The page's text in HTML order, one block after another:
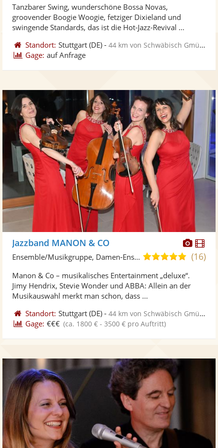
Tanzbarer Swing, wunderschöne Bossa Novas,
groovender Boogie Woogie, fetziger Dixieland und
swingende Standards, das ist die Hot-Jazz-Revival ...
Standort: Stuttgart (DE) -44 km von Schwäbisch Gmünd
Gage: auf Anfrage
Jazzband MANON & CO
5,0
5
(16)
Ensemble/Musikgruppe, Damen-Ensemble
Manon & Co – musikalisches Entertainment „deluxe“.
Jimy Hendrix, Stevie Wonder und ABBA: Allein an der
Musikauswahl merkt man schon, dass ...
Standort: Stuttgart (DE) -44 km von Schwäbisch Gmünd
Gage: €€€ (ca. 1800 € - 3500 € pro Auftritt)